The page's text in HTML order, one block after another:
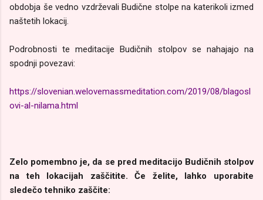
obdobja še vedno vzdrževali Budične stolpe na katerikoli izmed
naštetih lokacij.
Podrobnosti te meditacije Budičnih stolpov se nahajajo na
spodnji povezavi:
https://slovenian.welovemassmeditation.com/2019/08/blagosl
ovi-al-nilama.html
Zelo pomembno je, da se pred meditacijo Budičnih stolpov
na teh lokacijah zaščitite. Če želite, lahko uporabite
sledečo tehniko zaščite: